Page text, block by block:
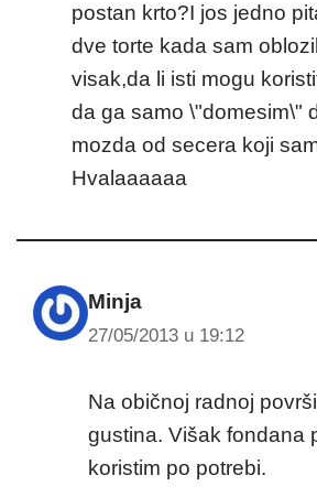
postan krto?I jos jedno
dve torte kada sam
visak,da li isti mogu
da ga samo \"domesim\"
mozda od secera koji
Hvalaaaaaa
Minja
27/05/2013 u 19:12
Na običnoj radnoj
gustina. Višak fondana
koristim po potrebi.